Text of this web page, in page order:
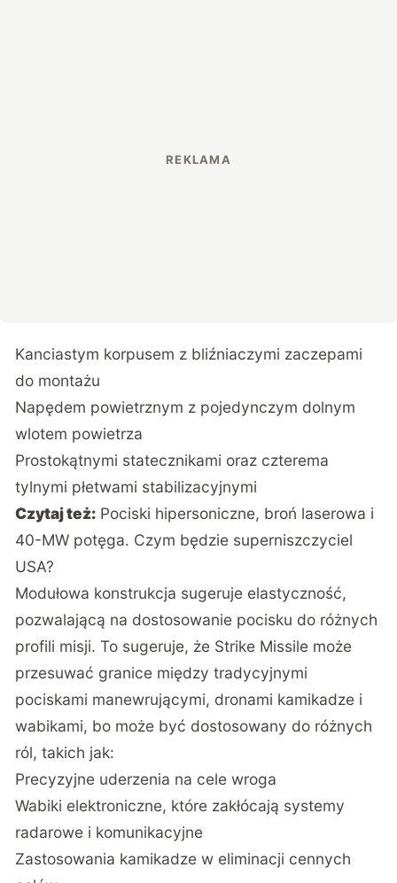
Kanciastym korpusem z bliźniaczymi zaczepami
do montażu
Napędem powietrznym z pojedynczym dolnym
wlotem powietrza
Prostokątnymi statecznikami oraz czterema
tylnymi płetwami stabilizacyjnymi
Czytaj też: Pociski hipersoniczne, broń laserowa i
40-MW potęga. Czym będzie superniszczyciel
USA?
Modułowa konstrukcja sugeruje elastyczność,
pozwalającą na dostosowanie pocisku do różnych
profili misji. To sugeruje, że Strike Missile może
przesuwać granice między tradycyjnymi
pociskami manewrującymi, dronami kamikadze i
wabikami, bo może być dostosowany do różnych
ról, takich jak:
Precyzyjne uderzenia na cele wroga
Wabiki elektroniczne, które zakłócają systemy
radarowe i komunikacyjne
Zastosowania kamikadze w eliminacji cennych